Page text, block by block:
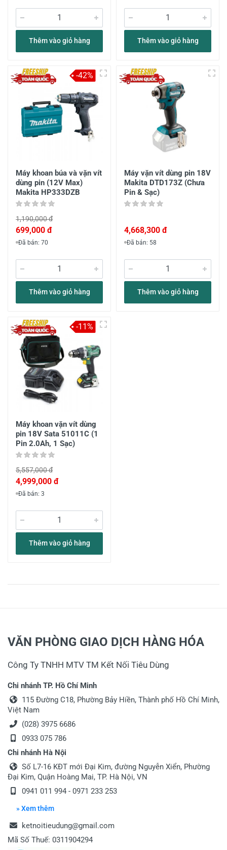
Thêm vào giỏ hàng Thêm vào giỏ hàng
Máy khoan búa và vặn vít
dùng pin (12V Max)
Makita HP333DZB
1,190,000 đ
699,000 đ
Đã bán: 70
Thêm vào giỏ hàng
-42%
Máy vặn vít dùng pin 18V
Makita DTD173Z (Chưa
Pin & Sạc)
4,668,300 đ
Đã bán: 58
Thêm vào giỏ hàng
Máy khoan vặn vít dùng
pin 18V Sata 51011C (1
Pin 2.0Ah, 1 Sạc)
5,557,000 đ
4,999,000 đ
Đã bán: 3
Thêm vào giỏ hàng
-11%
VĂN PHÒNG GIAO DỊCH HÀNG HÓA
Công Ty TNHH MTV TM Kết Nối Tiêu Dùng
Chi nhánh TP. Hồ Chí Minh
115 Đường C18, Phường Bảy Hiền, Thành phố Hồ Chí Minh,
Việt Nam
(028) 3975 6686
0933 075 786
Chi nhánh Hà Nội
Số L7-16 KĐT mới Đại Kim, đường Nguyễn Xiển, Phường
Đại Kim, Quận Hoàng Mai, TP. Hà Nội, VN
0941 011 994 - 0971 233 253
» Xem thêm
ketnoitieudung@gmail.com
Mã Số Thuế: 0311904294